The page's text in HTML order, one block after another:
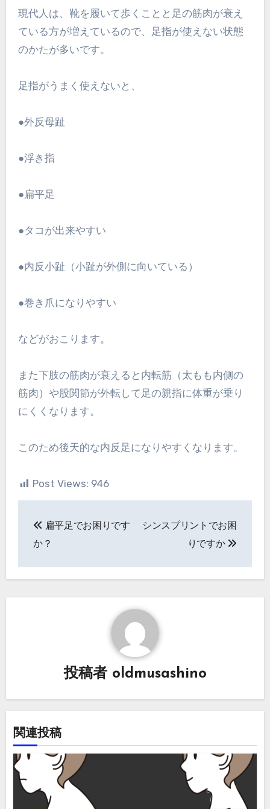
現代人は、靴を履いて歩くことと足の筋肉が衰え
ている方が増えているので、足指が使えない状態
のかたが多いです。
足指がうまく使えないと、
●外反母趾
●浮き指
●扁平足
●タコが出来やすい
●内反小趾（小趾が外側に向いている）
●巻き爪になりやすい
などがおこります。
また下肢の筋肉が衰えると内転筋（太もも内側の
筋肉）や股関節が外転して足の親指に体重が乗り
にくくなります。
このため後天的な内反足になりやすくなります。
Post Views: 946
稿
ビ
扁平足でお困りです
か？
シンスプリントでお困
りですか
投稿者 oldmusashino
関連投稿